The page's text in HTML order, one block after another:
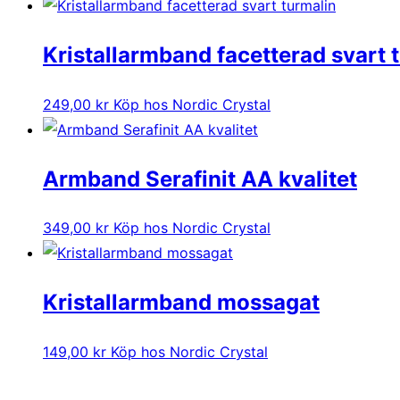
Kristallarmband facetterad svart
249,00 kr Köp hos Nordic Crystal
Armband Serafinit AA kvalitet
349,00 kr Köp hos Nordic Crystal
Kristallarmband mossagat
149,00 kr Köp hos Nordic Crystal